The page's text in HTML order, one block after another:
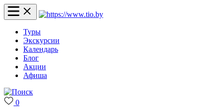
Туры
Экскурсии
Календарь
Блог
Акции
Афиша
0